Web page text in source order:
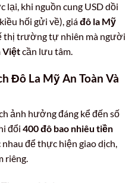
khi nguồn cung USD dồi
hối gửi về), giáđô la Mỹ
thị trường tự nhiên mà người
Việtcần lưu tâm.
Đô La Mỹ An Toàn Và
ảnh hưởng đáng kể đến số
đổi 400 đô bao nhiêu tiền
nhau để thực hiện giao dịch,
riêng.